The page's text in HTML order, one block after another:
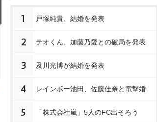
1 戸塚純貴、結婚を発表
2 テオくん、加藤乃愛との破局を発表
3 及川光博が結婚を発表
4 レインボー池田、佐藤佳奈と電撃婚
5 「株式会社嵐」5人のFC出そろう